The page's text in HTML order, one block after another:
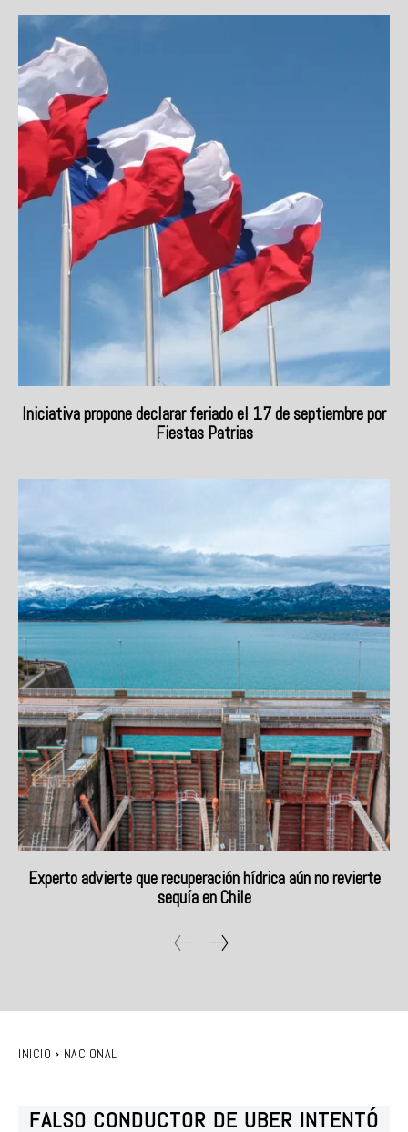
Iniciativa propone declarar feriado el 17 de septiembre por
Fiestas Patrias
Experto advierte que recuperación hídrica aún no revierte
sequía en Chile